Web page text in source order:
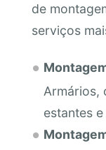
de
serviços
Armários,
estantes